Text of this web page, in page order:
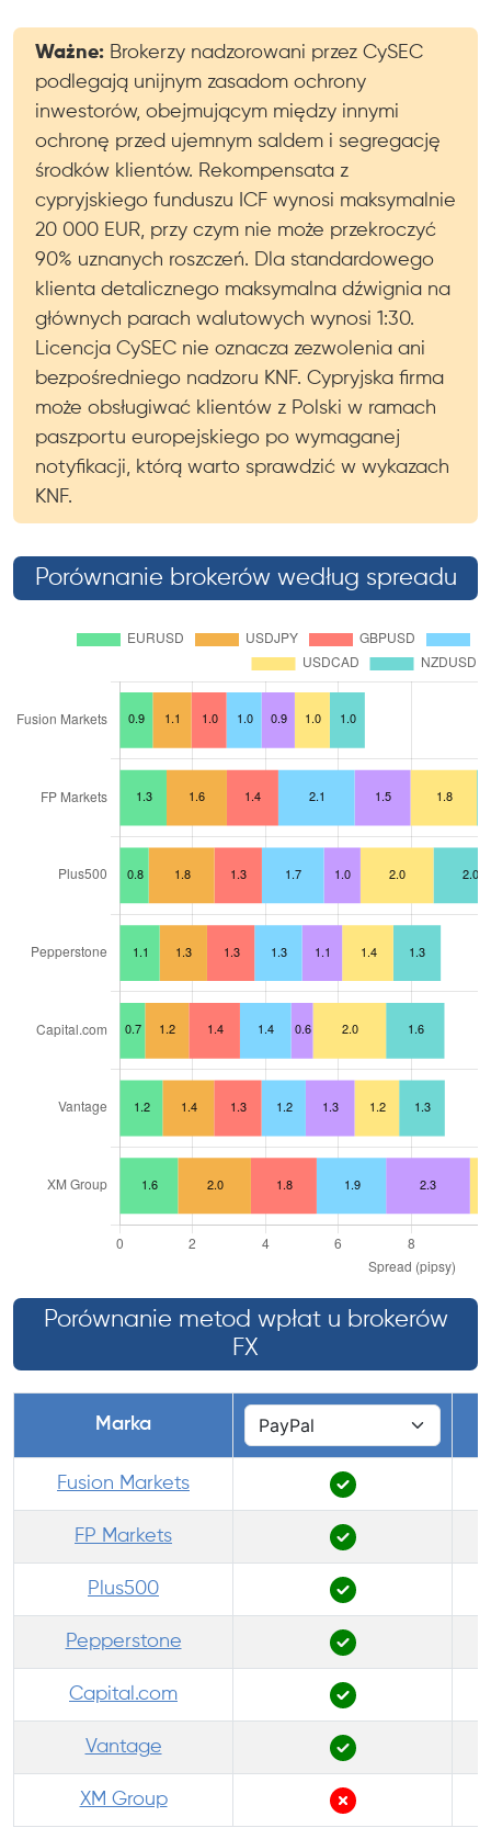
Ważne: Brokerzy nadzorowani przez CySEC
podlegają unijnym zasadom ochrony
inwestorów, obejmującym między innymi
ochronę przed ujemnym saldem i segregację
środków klientów. Rekompensata z
cypryjskiego funduszu ICF wynosi maksymalnie
20 000 EUR, przy czym nie może przekroczyć
90% uznanych roszczeń. Dla standardowego
klienta detalicznego maksymalna dźwignia na
głównych parach walutowych wynosi 1:30.
Licencja CySEC nie oznacza zezwolenia ani
bezpośredniego nadzoru KNF. Cypryjska firma
może obsługiwać klientów z Polski w ramach
paszportu europejskiego po wymaganej
notyfikacji, którą warto sprawdzić w wykazach
KNF.
Porównanie brokerów według spreadu
Porównanie metod wpłat u brokerów
FX
Marka
Fusion Markets
FP Markets
Plus500
Pepperstone
Capital.com
Vantage
XM Group